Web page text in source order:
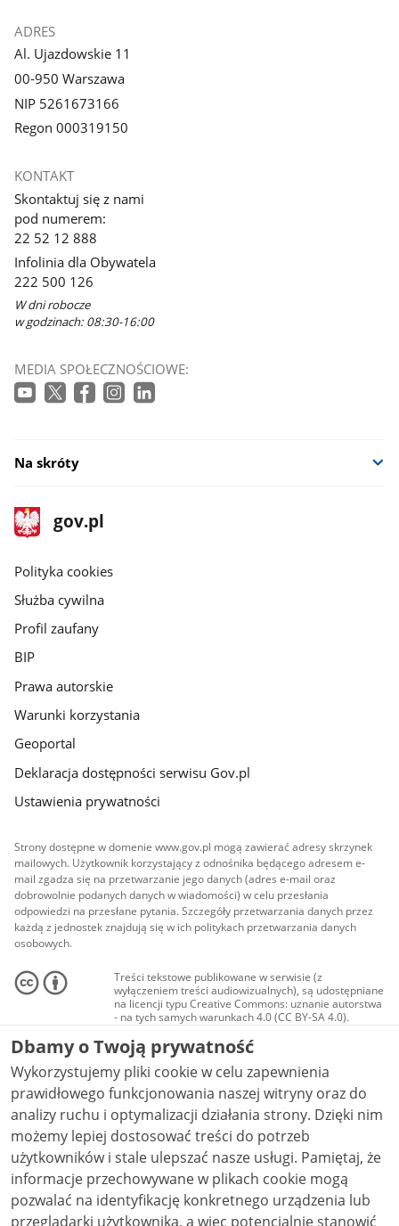
ADRES
Al. Ujazdowskie 11
00-950 Warszawa
NIP 5261673166
Regon 000319150
KONTAKT
Skontaktuj się z nami
pod numerem:
22 52 12 888
Infolinia dla Obywatela
222 500 126
W dni robocze
w godzinach: 08:30-16:00
MEDIA SPOŁECZNOŚCIOWE:
Na skróty
stopka
gov.pl
Strona
gov.pl
gov.pl
Polityka cookies
Służba cywilna
Profil zaufany
BIP
Prawa autorskie
Warunki korzystania
Geoportal
Deklaracja dostępności serwisu Gov.pl
Ustawienia prywatności
Strony dostępne w domenie www.gov.pl mogą zawierać adresy skrzynek
mailowych. Użytkownik korzystający z odnośnika będącego adresem e-
mail zgadza się na przetwarzanie jego danych (adres e-mail oraz
dobrowolnie podanych danych w wiadomości) w celu przesłania
odpowiedzi na przesłane pytania. Szczegóły przetwarzania danych przez
każdą z jednostek znajdują się w ich politykach przetwarzania danych
osobowych.
Treści tekstowe publikowane w serwisie (z
wyłączeniem treści audiowizualnych), są udostępniane
na licencji typu Creative Commons: uznanie autorstwa
- na tych samych warunkach 4.0 (CC BY-SA 4.0).
Materiały audiowizualne, w tym zdjęcia, materiały
audio i wideo, są udostępniane na licencji typu
Creative Commons: uznanie autorstwa użycie
niekomercyjne - bez utworów zależnych 4.0 (CC BY-
NC-ND 4.0), o ile nie jest to stwierdzone inaczej.
Dbamy o Twoją prywatność
Wykorzystujemy pliki cookie w celu zapewnienia
prawidłowego funkcjonowania naszej witryny oraz do
analizy ruchu i optymalizacji działania strony. Dzięki nim
możemy lepiej dostosować treści do potrzeb
użytkowników i stale ulepszać nasze usługi. Pamiętaj, że
informacje przechowywane w plikach cookie mogą
pozwalać na identyfikację konkretnego urządzenia lub
przeglądarki użytkownika, a więc potencjalnie stanowić